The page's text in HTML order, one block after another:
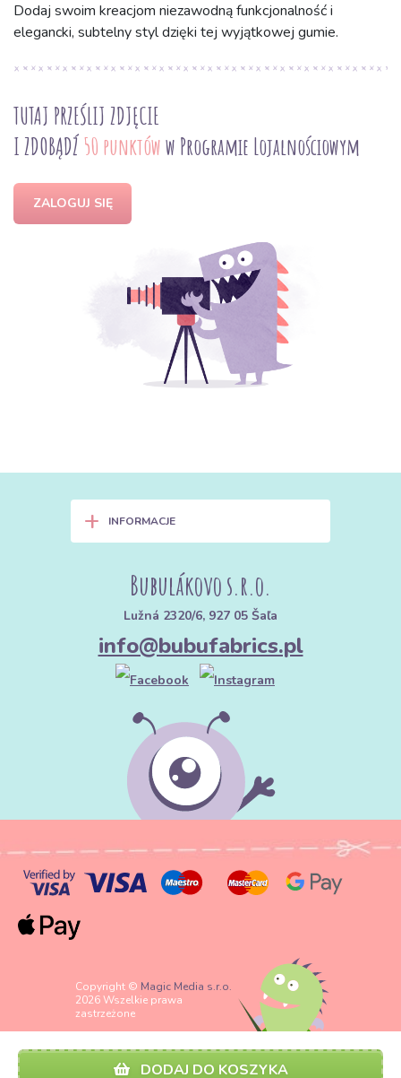
DODAJ DO KOSZYKA
Dodaj swoim kreacjom niezawodną funkcjonalność i
elegancki, subtelny styl dzięki tej wyjątkowej gumie.
TUTAJ PRZEŚLIJ ZDJĘCIE
I ZDOBĄDŹ 50 punktóww Programie Lojalnościowym
ZALOGUJ SIĘ
+ INFORMACJE
Bubulákovo s.r.o.
Lužná 2320/6, 927 05 Šaľa
info@bubufabrics.pl
Copyright © Magic Media s.r.o.
2026 Wszelkie prawa
zastrzeżone